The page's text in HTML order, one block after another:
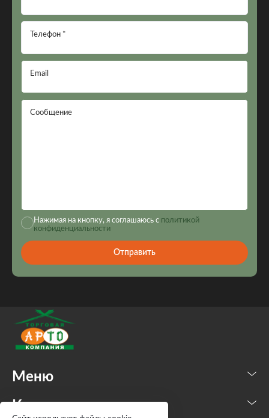
Телефон *
Email
Сообщение
Нажимая на кнопку, я соглашаюсь с политикой
конфиденциальности
Отправить
Меню
Каталог